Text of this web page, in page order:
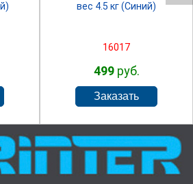
вес 4.5 кг (Синий)
16017
499руб.